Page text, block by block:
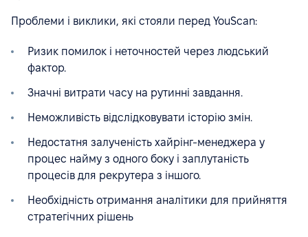
Проблеми і виклики, які стояли перед YouScan:
Ризик помилок і неточностей через людський
фактор.
Значні витрати часу на рутинні завдання.
Неможливість відслідковувати історію змін.
Недостатня залученість хайрінг-менеджера у
процес найму з одного боку і заплутаність
процесів для рекрутера з іншого.
Необхідність отримання аналітики для прийняття
стратегічних рішень